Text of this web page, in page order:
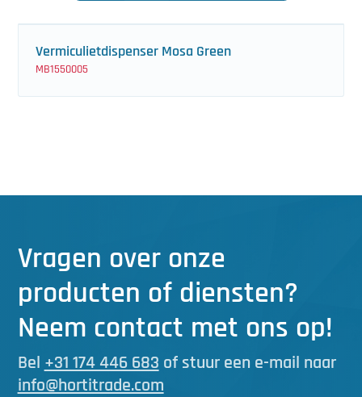
Ventilatoren
Laatst toegevoegd
Vermiculietdispenser Mosa Green
MB1550005
Vragen over onze
producten of diensten?
Neem contact met ons op!
Bel +31 174 446 683 of stuur een e-mail naar
info@hortitrade.com